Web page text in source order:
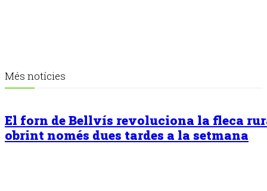
Més notícies
El forn de Bellvís revoluciona la fleca
obrint només dues tardes a la setmana